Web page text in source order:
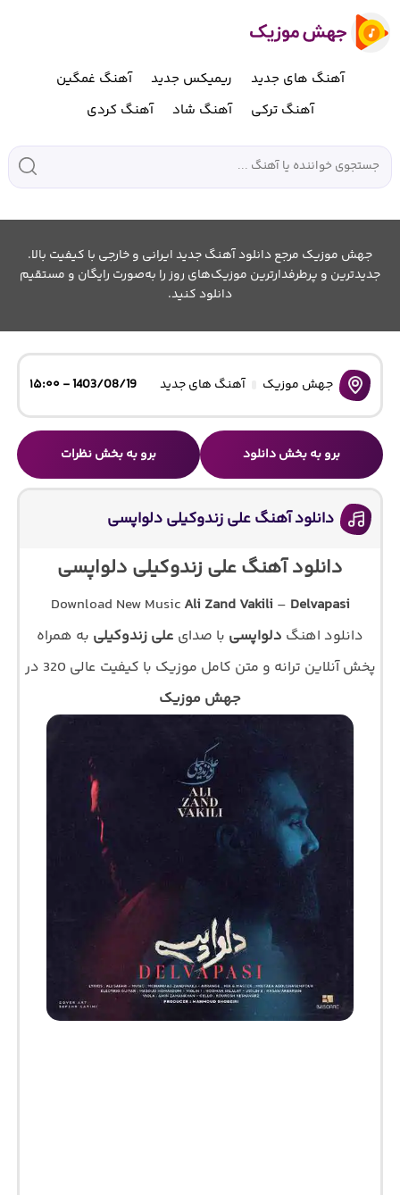
آهنگ های جدید ریمیکس جدید
آهنگ غمگین
آهنگ ترکی
آهنگ شاد آهنگ کردی
جهش موزیک مرجع دانلود آهنگ جدید ایرانی و خارجی با کیفیت بالا.
جدیدترین و پرطرفدارترین موزیک‌های روز را به‌صورت رایگان و مستقیم
دانلود کنید.
جهش موزیک آهنگ های جدید 1403/08/19 - ۱۵:۰۰
برو به بخش دانلود برو به بخش نظرات
دانلود آهنگ علی زندوکیلی دلواپسی
دانلود آهنگ علی زندوکیلی دلواپسی
Download New Music Ali Zand Vakili – Delvapasi
دانلود اهنگ دلواپسی با صدای علی زندوکیلی به همراه
پخش آنلاین ترانه و متن کامل موزیک با کیفیت عالی 320 در
جهش موزیک